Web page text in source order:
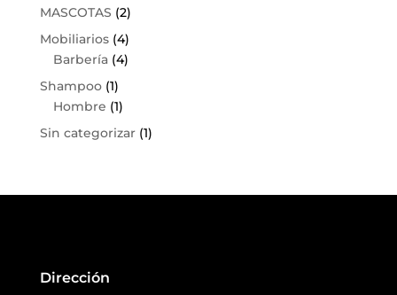
MASCOTAS (2)
Mobiliarios (4)
Barbería (4)
Shampoo (1)
Hombre (1)
Sin categorizar (1)
Dirección